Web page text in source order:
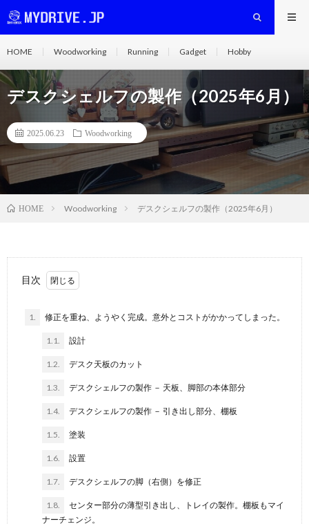
HOME Woodworking Running Gadget Hobby
デスクシェルフの製作（2025年6月）
2025.06.23 Woodworking
HOME Woodworking デスクシェルフの製作（2025年6月）
目次
1. 修正を重ね、ようやく完成。意外とコストがかかってしまった。
1.1. 設計
1.2. デスク天板のカット
1.3. デスクシェルフの製作 － 天板、脚部の本体部分
1.4. デスクシェルフの製作 － 引き出し部分、棚板
1.5. 塗装
1.6. 設置
1.7. デスクシェルフの脚（右側）を修正
1.8.
センター部分の薄型引き出し、トレイの製作。棚板もマイ
ナーチェンジ。